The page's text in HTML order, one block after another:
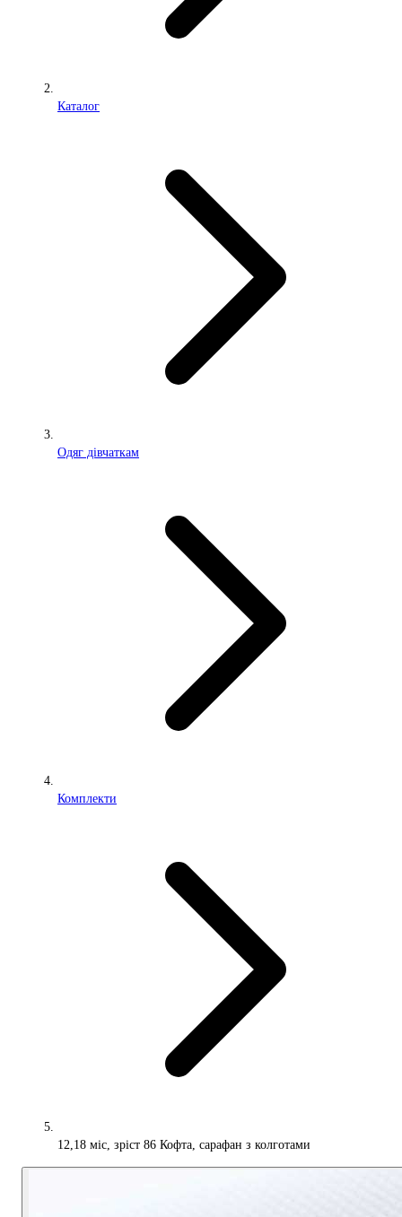
Каталог
Одяг дівчаткам
Комплекти
12,18 міс, зріст 86 Кофта, сарафан з колготами